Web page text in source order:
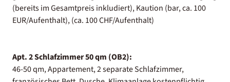
(bereits im Gesamtpreis inkludiert), Kaution (bar, ca. 100
EUR/Aufenthalt), (ca. 100 CHF/Aufenthalt)
Apt. 2 Schlafzimmer 50 qm (OB2):
46-50 qm, Appartement, 2 separate Schlafzimmer,